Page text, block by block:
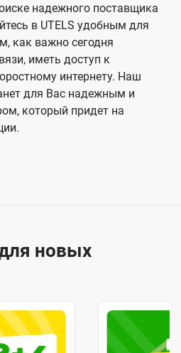
надежного поставщика
в UTELS удобным для
как важно сегодня
иметь доступ к
интернету. Наш
для Вас надежным и
который придет на
новых